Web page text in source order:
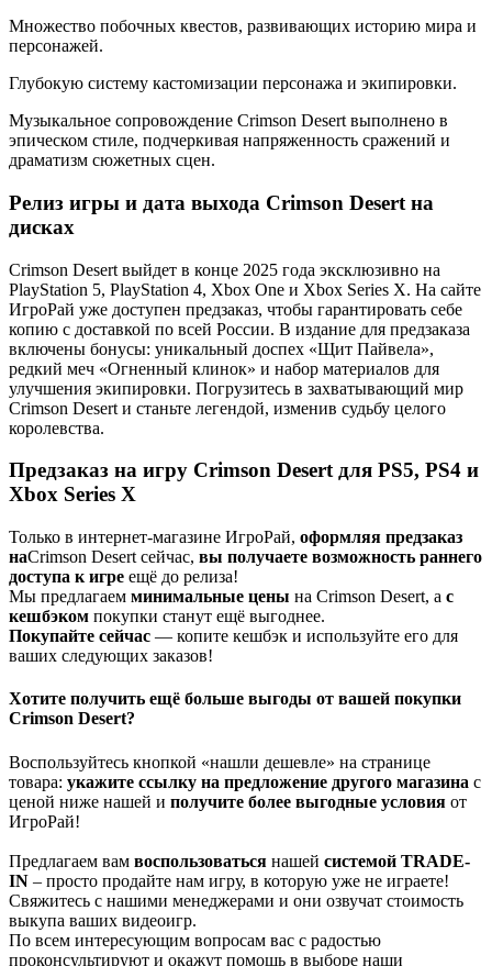
Множество побочных квестов, развивающих историю мира и
персонажей.
Глубокую систему кастомизации персонажа и экипировки.
Музыкальное сопровождение Crimson Desert выполнено в
эпическом стиле, подчеркивая напряженность сражений и
драматизм сюжетных сцен.
Релиз игры и дата выхода Crimson Desert на
дисках
Crimson Desert выйдет в конце 2025 года эксклюзивно на
PlayStation 5, PlayStation 4, Xbox One и Xbox Series X. На сайте
ИгроРай уже доступен предзаказ, чтобы гарантировать себе
копию с доставкой по всей России. В издание для предзаказа
включены бонусы: уникальный доспех «Щит Пайвела»,
редкий меч «Огненный клинок» и набор материалов для
улучшения экипировки. Погрузитесь в захватывающий мир
Crimson Desert и станьте легендой, изменив судьбу целого
королевства.
Предзаказ на игру Crimson Desert для PS5, PS4 и
Xbox Series X
Только в интернет-магазине ИгроРай, оформляя предзаказ
наCrimson Desert сейчас, вы получаете возможность раннего
доступа к игре ещё до релиза!
Мы предлагаем минимальные цены на Crimson Desert, а с
кешбэком покупки станут ещё выгоднее.
Покупайте сейчас — копите кешбэк и используйте его для
ваших следующих заказов!
Хотите получить ещё больше выгоды от вашей покупки
Crimson Desert?
Воспользуйтесь кнопкой «нашли дешевле» на странице
товара: укажите ссылку на предложение другого магазина с
ценой ниже нашей и получите более выгодные условия от
ИгроРай!
Предлагаем вам воспользоваться нашей системой TRADE-
IN – просто продайте нам игру, в которую уже не играете!
Свяжитесь с нашими менеджерами и они озвучат стоимость
выкупа ваших видеоигр.
По всем интересующим вопросам вас с радостью
проконсультируют и окажут помощь в выборе наши